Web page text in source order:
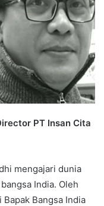
PT Insan Cita
mengajari dunia
India. Oleh
Bangsa India